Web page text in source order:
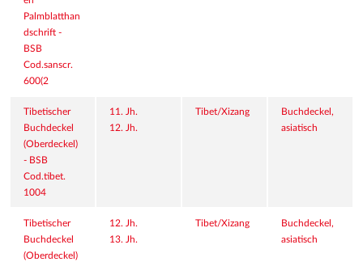
Palmblatthan
dschrift -
BSB
Cod.sanscr.
600(2
Tibetischer
Buchdeckel
(Oberdeckel)
- BSB
Cod.tibet.
1004
11. Jh.
12. Jh.
Tibet/Xizang
Buchdeckel,
asiatisch
Tibetischer
Buchdeckel
(Oberdeckel)
12. Jh.
13. Jh.
Tibet/Xizang
Buchdeckel,
asiatisch